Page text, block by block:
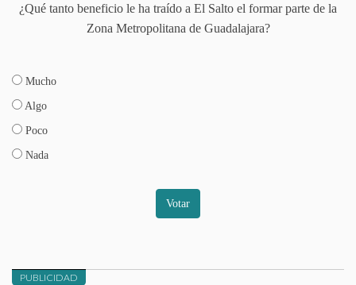
¿Qué tanto beneficio le ha traído a El Salto el formar parte de la
Zona Metropolitana de Guadalajara?
Mucho
Algo
Poco
Nada
Votar
PUBLICIDAD